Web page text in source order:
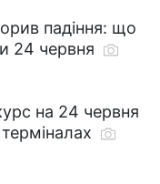
падіння: що
24 червня
на 24 червня